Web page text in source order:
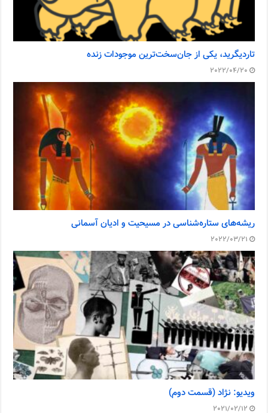
تاردیگرید، یکی از جان‌سخت‌ترین موجودات زنده
2022/04/20
ریشه‌های ستاره‌شناسی در مسیحیت و ادیان آسمانی
2022/03/21
ویدیو: نژاد (قسمت دوم)
2021/02/12